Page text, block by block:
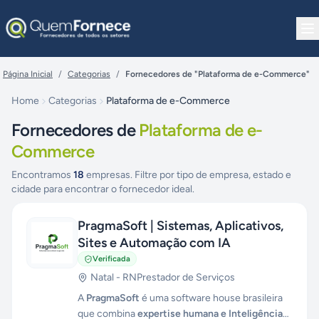
Página Inicial / Categorias / Fornecedores de "Plataforma de e-Commerce"
Home Categorias Plataforma de e-Commerce
Fornecedores de Plataforma de e-
Commerce
Encontramos 18 empresas. Filtre por tipo de empresa, estado e
cidade para encontrar o fornecedor ideal.
PragmaSoft | Sistemas, Aplicativos,
Sites e Automação com IA
Verificada
Natal - RNPrestador de Serviços
A PragmaSoft é uma software house brasileira
que combinaexpertise humana e Inteligência